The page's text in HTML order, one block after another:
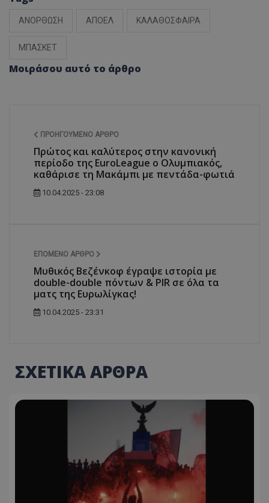
ΑΝΟΡΘΩΣΗ ΑΠΟΕΛ ΚΑΛΑΘΟΣΦΑΙΡΑ
ΜΠΑΣΚΕΤ
Μοιράσου αυτό το άρθρο
ΠΡΟΗΓΟΎΜΕΝΟ ΆΡΘΡΟ
Πρώτος και καλύτερος στην κανονική
περίοδο της EuroLeague ο Ολυμπιακός,
καθάρισε τη Μακάμπι με πεντάδα-φωτιά
10.04.2025 - 23:08
ΕΠΌΜΕΝΟ ΆΡΘΡΟ
Μυθικός Βεζένκοφ έγραψε ιστορία με
double-double πόντων & PIR σε όλα τα
ματς της Ευρωλίγκας!
10.04.2025 - 23:31
ΣΧΕΤΙΚΑ ΑΡΘΡΑ